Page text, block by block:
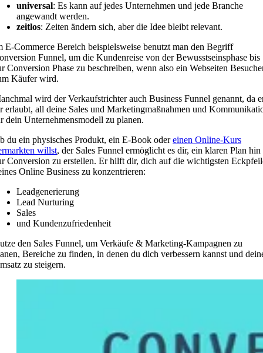
universal: Es kann auf jedes Unternehmen und jede Branche
angewandt werden.
zeitlos: Zeiten ändern sich, aber die Idee bleibt relevant.
E-Commerce Bereich beispielsweise benutzt man den Begriff
Funnel, um die Kundenreise von der Bewusstseinsphase bis
Conversion Phase zu beschreiben, wenn also ein Webseiten
Käufer wird.
wird der Verkaufstrichter auch Business Funnel genannt, da
erlaubt, all deine Sales und Marketingmaßnahmen und
dein Unternehmensmodell zu planen.
du ein physisches Produkt, ein E-Book odereinen Online-Kurs
willst, der Sales Funnel ermöglicht es dir, ein klaren Plan hin
Conversion zu erstellen. Er hilft dir, dich auf die wichtigsten
Online Business zu konzentrieren:
Leadgenerierung
Lead Nurturing
Sales
und Kundenzufriedenheit
den Sales Funnel, um Verkäufe & Marketing-Kampagnen zu
Bereiche zu finden, in denen du dich verbessern kannst und
zu steigern.